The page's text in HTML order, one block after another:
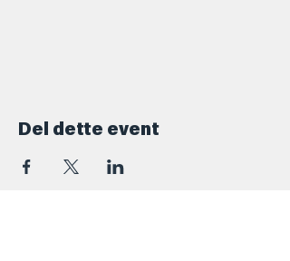
Del dette event